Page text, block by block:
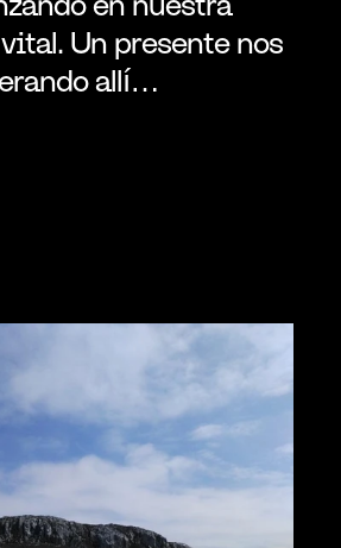
Un presente nos
allí…